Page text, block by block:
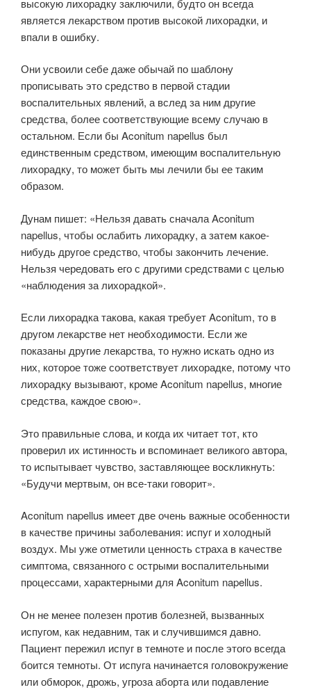
является лекарством против высокой лихорадки, и
впали в ошибку.
Они усвоили себе даже обычай по шаблону
прописывать это средство в первой стадии
воспалительных явлений, а вслед за ним другие
средства, более соответствующие всему случаю в
остальном. Если бы Aconitum napellus был
единственным средством, имеющим воспалительную
лихорадку, то может быть мы лечили бы ее таким
образом.
Дунам пишет: «Нельзя давать сначала Aconitum
napellus, чтобы ослабить лихорадку, а затем какое-
нибудь другое средство, чтобы закончить лечение.
Нельзя чередовать его с другими средствами с целью
«наблюдения за лихорадкой».
Если лихорадка такова, какая требует Aconitum, то в
другом лекарстве нет необходимости. Если же
показаны другие лекарства, то нужно искать одно из
них, которое тоже соответствует лихорадке, потому что
лихорадку вызывают, кроме Aconitum napellus, многие
средства, каждое свою».
Это правильные слова, и когда их читает тот, кто
проверил их истинность и вспоминает великого автора,
то испытывает чувство, заставляющее воскликнуть:
«Будучи мертвым, он все-таки говорит».
Aconitum napellus имеет две очень важные особенности
в качестве причины заболевания: испуг и холодный
воздух. Мы уже отметили ценность страха в качестве
симптома, связанного с острыми воспалительными
процессами, характерными для Aconitum napellus.
Он не менее полезен против болезней, вызванных
испугом, как недавним, так и случившимся давно.
Пациент пережил испуг в темноте и после этого всегда
боится темноты. От испуга начинается головокружение
или обморок, дрожь, угроза аборта или подавление